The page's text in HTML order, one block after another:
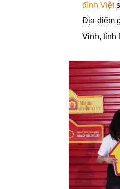
đình Việt
Địa điểm
Vinh, tỉnh